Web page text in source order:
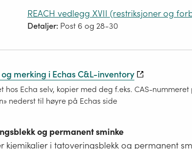
REACH vedlegg XVII (restriksjoner og
Detaljer: Post 6 og 28-30
merking i Echas C&L-inventory
hos Echa selv, kopier med deg f.eks. CAS-
nederst til høyre på Echas side
og permanent sminke
kjemikalier i tatoveringsblekk og permanent